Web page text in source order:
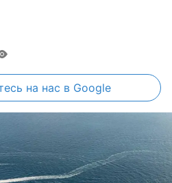
на нас в Google